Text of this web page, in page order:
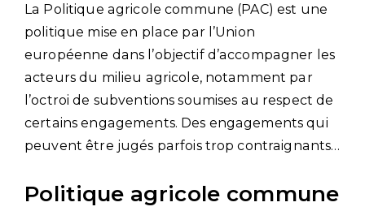
La Politique agricole commune (PAC) est une
politique mise en place par l’Union
européenne dans l’objectif d’accompagner les
acteurs du milieu agricole, notamment par
l’octroi de subventions soumises au respect de
certains engagements. Des engagements qui
peuvent être jugés parfois trop contraignants…
Politique agricole commune